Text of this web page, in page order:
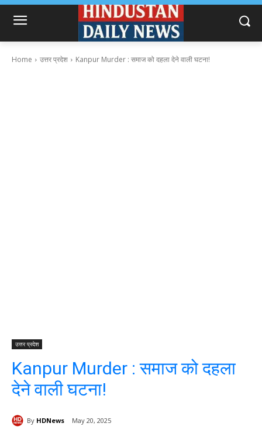
Home उत्तर प्रदेश Kanpur Murder : समाज को दहला देने वाली घटना!
उत्तर प्रदेश
Kanpur Murder : समाज को दहला
देने वाली घटना!
By HDNews May 20, 2025